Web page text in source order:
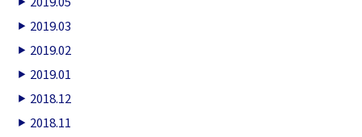
2019.03
2019.02
2019.01
2018.12
2018.11